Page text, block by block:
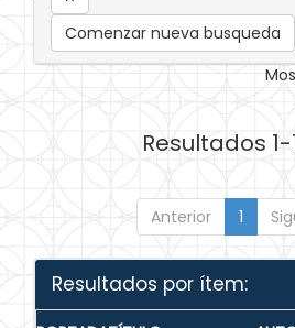
Comenzar nueva busqueda
Resultados 1-
Anterior 1
Resultados por ítem: